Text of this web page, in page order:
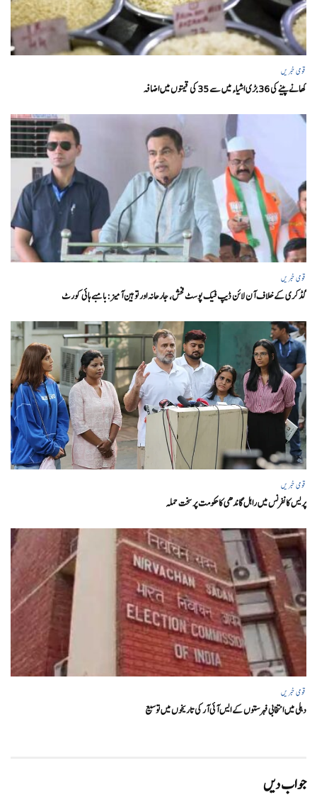
قومی خبریں
کھانے پینے کی 36 بڑی اشیاء میں سے 35 کی قیمتوں میں اضافہ
قومی خبریں
گڈکری کے خلاف آن لائن ڈیپ فیک پوسٹ فحش، جارحانہ اور توہین آمیز:بامبے ہائی کورٹ
قومی خبریں
پریس کانفرنس میں راہل گاندھی کا حکومت پر سخت حملہ
قومی خبریں
دہلی میں انتخابی فہرستوں کے ایس آئی آر کی تاریخوں میں توسیع
جواب دیں